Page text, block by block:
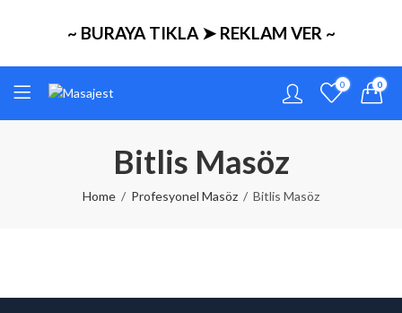
~ BURAYA TIKLA ➤ REKLAM VER ~
0 0
Bitlis Masöz
Home Profesyonel Masöz Bitlis Masöz